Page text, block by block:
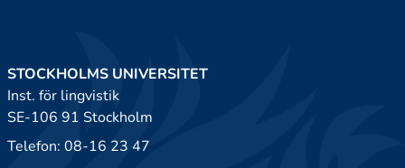
STOCKHOLMS UNIVERSITET
Inst. för lingvistik
SE-106 91 Stockholm
Telefon: 08-16 23 47